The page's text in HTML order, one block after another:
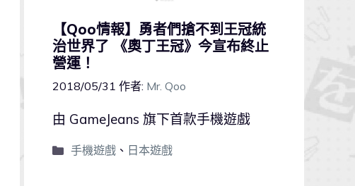
【Qoo情報】勇者們搶不到王冠統
治世界了 《奧丁王冠》今宣布終止
營運！
2018/05/31 作者: Mr. Qoo
由 GameJeans 旗下首款手機遊戲
手機遊戲、 日本遊戲